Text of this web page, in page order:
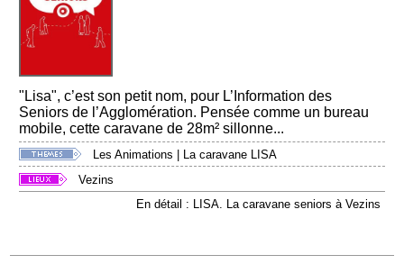
"Lisa", c’est son petit nom, pour L’Information des
Seniors de l’Agglomération. Pensée comme un bureau
mobile, cette caravane de 28m² sillonne...
Les Animations
La caravane LISA
Vezins
En détail : LISA. La caravane seniors à Vezins